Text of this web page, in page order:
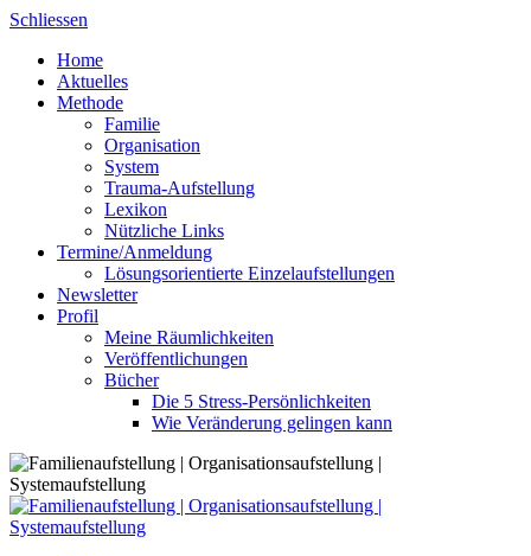
Skip
content
Schliessen
Home
Aktuelles
Methode
Familie
Organisation
System
Trauma-Aufstellung
Lexikon
Nützliche Links
Termine/Anmeldung
Lösungsorientierte Einzelaufstellungen
Newsletter
Profil
Meine Räumlichkeiten
Veröffentlichungen
Bücher
Die 5 Stress-Persönlichkeiten
Wie Veränderung gelingen kann